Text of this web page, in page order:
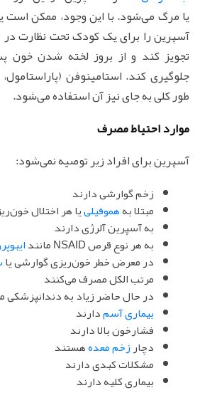
یا مرگ می‌شود. با این وجود، ممکن
آسپرین را برای یک کودک تحت نظارت
تجویز کند و از بروز لخته شدن
جلوگیری کند. استامینوفن
طور کلی به جای نیز آن استفاده می‌شود.
موارد احتیاط مصرف
آسپرین برای افراد زیر توصیه نمی‌شود:
زخم گوارشی دارند
مبتلا بههموفیلییا هر اختلال
به آسپرین آلرژی دارند
به هر نوع قرص NSAID مانند
در معرض خطر خون‌ریزی گوارشی یا
مرتب الکل مصرف می‌کنند
در حال حاضر زیاد به دندانپزشکی
بیماری آسمدارند
فشارخون بالا دارند
دچارزخم معدههستند
مشکلات کبدی دارند
بیماری کلیه دارند